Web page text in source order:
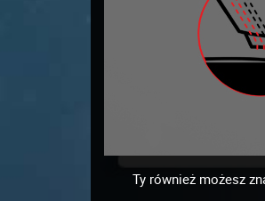
Ty również możesz